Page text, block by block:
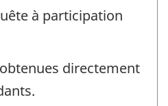
à participation
directement